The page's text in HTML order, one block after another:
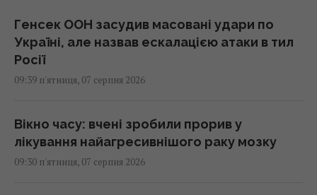
Генсек ООН засудив масовані удари по
Україні, але назвав ескалацією атаки в тил
Росії
09:39 п'ятниця, 07 серпня 2026
Вікно часу: вчені зробили прорив у
лікування найагресивнішого раку мозку
09:30 п'ятниця, 07 серпня 2026